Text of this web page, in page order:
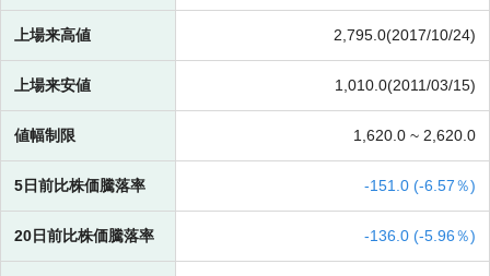
上場来高値 2,795.0(2017/10/24)
上場来安値 1,010.0(2011/03/15)
値幅制限 1,620.0 ~ 2,620.0
5日前比株価騰落率 -151.0 (-6.57％)
20日前比株価騰落率 -136.0 (-5.96％)